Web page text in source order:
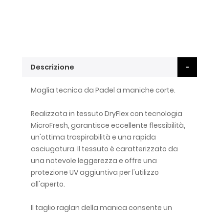
Descrizione
Maglia tecnica da Padel a maniche corte.
Realizzata in tessuto DryFlex con tecnologia
MicroFresh, garantisce eccellente flessibilità,
un'ottima traspirabilità e una rapida
asciugatura. Il tessuto è caratterizzato da
una notevole leggerezza e offre una
protezione UV aggiuntiva per l'utilizzo
all'aperto.
Il taglio raglan della manica consente un